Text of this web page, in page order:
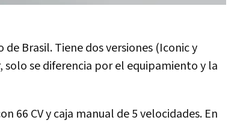
Brasil. Tiene dos versiones (Iconic y
se diferencia por el equipamiento y la
66 CV y caja manual de 5 velocidades. En